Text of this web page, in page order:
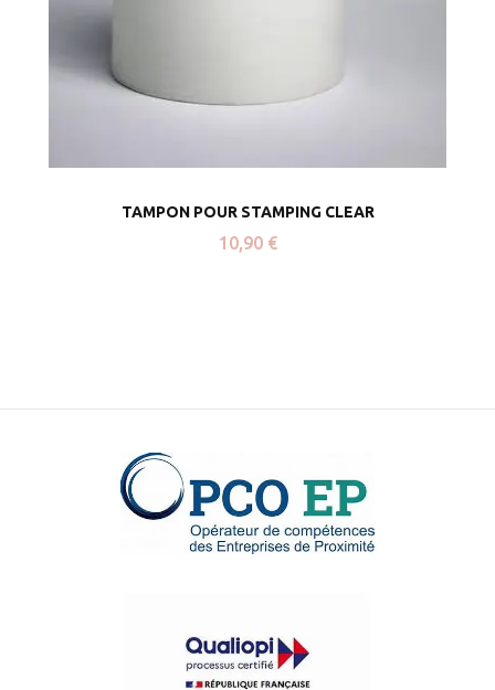
TAMPON POUR STAMPING CLEAR
10,90 €